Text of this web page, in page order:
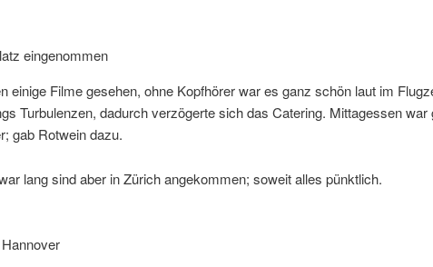
eingenommen
einige Filme gesehen, ohne Kopfhörer war es ganz schön laut im
Turbulenzen, dadurch verzögerte sich das Catering. Mittagessen war
gab Rotwein dazu.
lang sind aber in Zürich angekommen; soweit alles pünktlich.